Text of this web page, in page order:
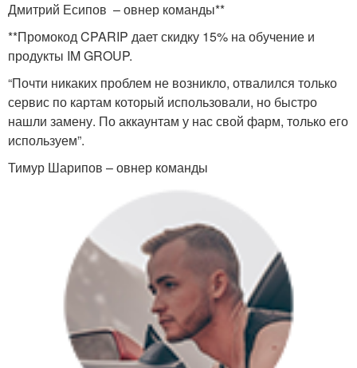
Дмитрий Есипов – овнер команды**
**Промокод CPARIP дает скидку 15% на обучение и
продукты IM GROUP.
“Почти никаких проблем не возникло, отвалился только
сервис по картам который использовали, но быстро
нашли замену. По аккаунтам у нас свой фарм, только его
используем”.
Тимур Шарипов – овнер команды